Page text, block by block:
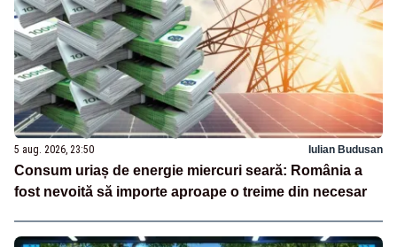
5 aug. 2026, 23:50 Iulian Budusan
Consum uriaș de energie miercuri seară: România a
fost nevoită să importe aproape o treime din necesar